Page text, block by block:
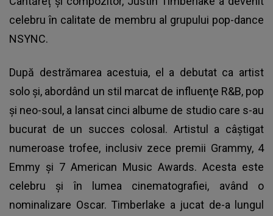
celebru în calitate de membru al grupului pop-dance
NSYNC.
După destrămarea acestuia, el a debutat ca artist
solo şi, abordând un stil marcat de influenţe R&B, pop
şi neo-soul, a lansat cinci albume de studio care s-au
bucurat de un succes colosal. Artistul a câştigat
numeroase trofee, inclusiv zece premii Grammy, 4
Emmy și 7 American Music Awards. Acesta este
celebru și în lumea cinematografiei, având o
nominalizare Oscar. Timberlake a jucat de-a lungul